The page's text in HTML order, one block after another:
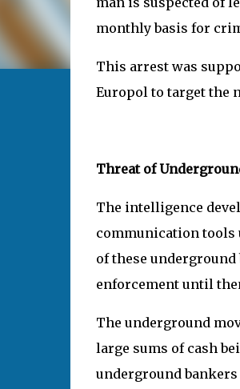
monthly basis for
This arrest was
Europol to target the
Threat of
The intelligence
communication tools
of these
enforcement until
The underground
large sums of cash
underground